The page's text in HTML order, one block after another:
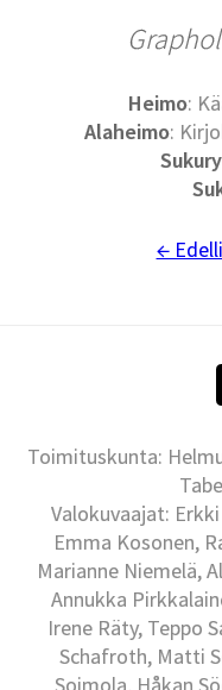
Heimo:
Alaheimo:
←
Toimituskunta:
Valokuvaajat:
Emma Kosonen,
Marianne Niemelä,
Annukka
Irene Räty, Teppo
Schafroth, Matti